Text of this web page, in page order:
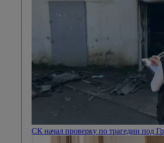
СК начал проверку по трагедии под